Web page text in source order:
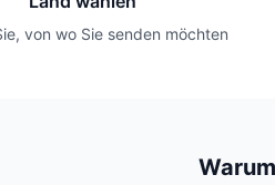
von wo Sie senden möchten